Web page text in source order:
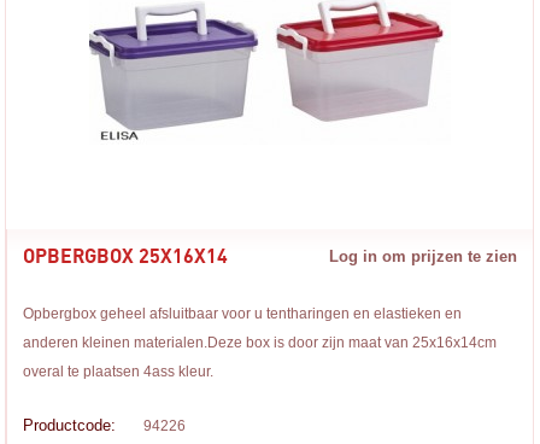
OPBERGBOX 25X16X14 Log in om prijzen te zien
Opbergbox geheel afsluitbaar voor u tentharingen en elastieken en
anderen kleinen materialen.Deze box is door zijn maat van 25x16x14cm
overal te plaatsen 4ass kleur.
Productcode: 94226